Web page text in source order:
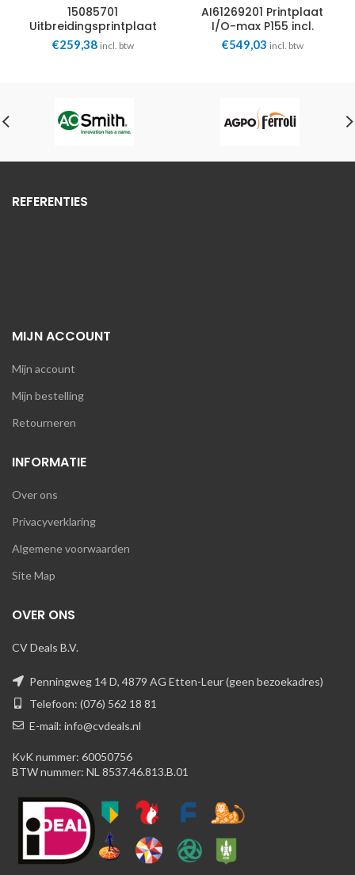
15085701
Uitbreidingsprintplaat
tbv. LUX 2.1 Alpha Innotec
€259,38 incl. btw
AI61269201 Printplaat
I/O-max P155 incl.
ModBus Connectie Alpha
Innotec
€549,03 incl. btw
REFERENTIES
MIJN ACCOUNT
Mijn account
Mijn bestelling
Retourneren
INFORMATIE
Over ons
Privacyverklaring
Algemene voorwaarden
Site Map
OVER ONS
CV Deals B.V.
Penningweg 14 D, 4879 AG Etten-Leur (geen bezoekadres)
Telefoon: (076) 562 18 81
E-mail: info@cvdeals.nl
KvK nummer: 60050756
BTW nummer: NL 8537.46.813.B.01